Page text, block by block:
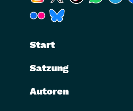
(Link öffnet ein neues Fenster)
Start
Satzung
Autoren